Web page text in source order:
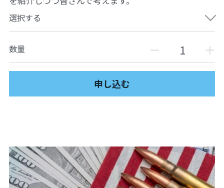
選択する
数量
申し込む
06農と食の民主主義を実践する
アートをめぐるFWin関東
自主講座・ムトーさんと英文精読
TP翻訳チーム専用越境受講申し込み